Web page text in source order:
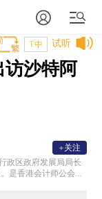
试听
T中
访沙特阿
政区政府发展局局长
是香港会计师公会前
+关注